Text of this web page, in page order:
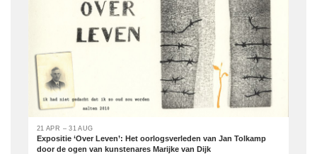
21 APR – 31 AUG
Expositie ‘Over Leven’: Het oorlogsverleden van Jan Tolkamp
door de ogen van kunstenares Marijke van Dijk